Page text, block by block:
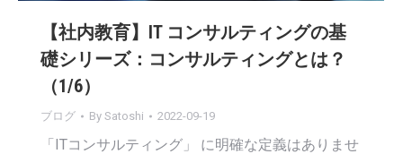
【社内教育】IT コンサルティングの基
礎シリーズ：コンサルティングとは？
（1/6）
ブログ By Satoshi 2022-09-19
「ITコンサルティング」 に明確な定義はありませ